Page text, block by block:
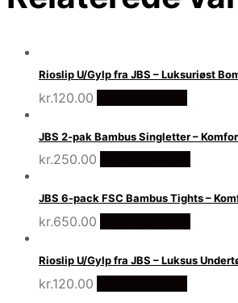
Rioslip U/Gylp fra JBS – Luksuriøst
kr.120.00
JBS 2-pak Bambus Singletter –
kr.250.00
JBS 6-pack FSC Bambus Tights –
kr.650.00
Rioslip U/Gylp fra JBS – Luksus
kr.120.00